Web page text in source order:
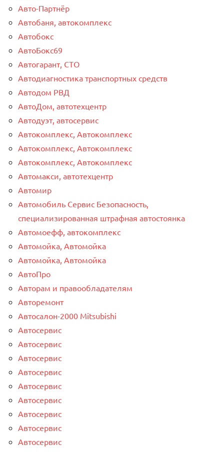
Авто-Партнёр
Автобаня, автокомплекс
Автобокс
АвтоБокс69
Автогарант, СТО
Автодиагностика транспортных средств
Автодом РВД
АвтоДом, автотехцентр
Автодуэт, автосервис
Автокомплекс, Автокомплекс
Автокомплекс, Автокомплекс
Автокомплекс, Автокомплекс
Автомакси, автотехцентр
Автомир
Автомобиль Сервис Безопасность,
специализированная штрафная автостоянка
Автомоефф, автокомплекс
Автомойка, Автомойка
Автомойка, Автомойка
АвтоПро
Авторам и правообладателям
Авторемонт
Автосалон-2000 Mitsubishi
Автосервис
Автосервис
Автосервис
Автосервис
Автосервис
Автосервис
Автосервис
Автосервис
Автосервис